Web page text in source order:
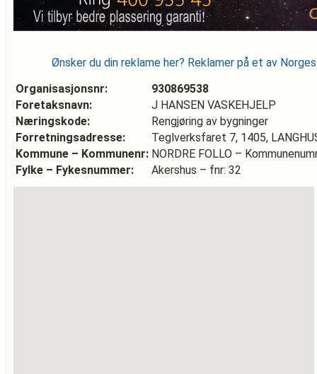
Ønsker du din reklame her? Reklamer på et av
Organisasjonsnr:
930869538
Foretaksnavn:
J HANSEN VASKEHJELP
Næringskode:
Rengjøring av bygninger
Forretningsadresse:
Teglverksfaret 7, 1405,
Kommune – Kommunenr: NORDRE FOLLO –
Fylke – Fykesnummer:
Akershus – fnr: 32